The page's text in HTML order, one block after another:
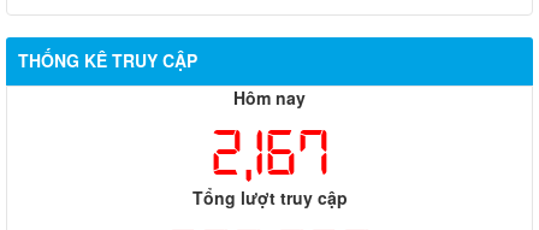
THỐNG KÊ TRUY CẬP
Hôm nay
2,167
Tổng lượt truy cập